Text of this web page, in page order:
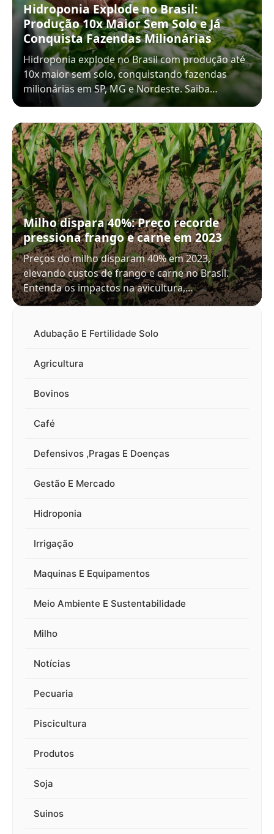
Hidroponia Explode no Brasil:
Produção 10x Maior Sem Solo e Já
Conquista Fazendas Milionárias
Hidroponia explode no Brasil com produção até
10x maior sem solo, conquistando fazendas
milionárias em SP, MG e Nordeste. Saiba…
Milho dispara 40%: Preço recorde
pressiona frango e carne em 2023
Preços do milho disparam 40% em 2023,
elevando custos de frango e carne no Brasil.
Entenda os impactos na avicultura,…
Adubação E Fertilidade Solo
Agricultura
Bovinos
Café
Defensivos ,Pragas E Doenças
Gestão E Mercado
Hidroponia
Irrigação
Maquinas E Equipamentos
Meio Ambiente E Sustentabilidade
Milho
Notícias
Pecuaria
Piscicultura
Produtos
Soja
Suinos